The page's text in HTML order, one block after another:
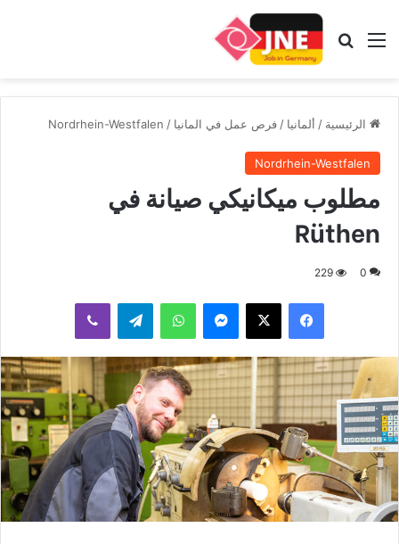
القائمة بحث عن
الرئيسية / ألمانيا / فرص عمل في المانيا /
Nordrhein-Westfalen
Nordrhein-Westfalen
مطلوب ميكانيكي صيانة في
Rüthen
0
229
فيسبوك واتساب